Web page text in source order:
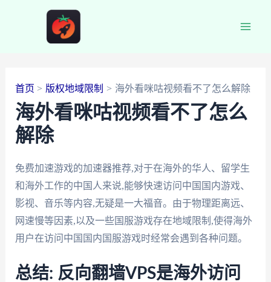
首页 版权地域限制 海外看咪咕视频看不了怎么解除
海外看咪咕视频看不了怎么
解除
免费加速游戏的加速器推荐,对于在海外的华人、留学生
和海外工作的中国人来说,能够快速访问中国国内游戏、
影视、音乐等内容,无疑是一大福音。由于物理距离远、
网速慢等因素,以及一些国服游戏存在地域限制,使得海外
用户在访问中国国内国服游戏时经常会遇到各种问题。
总结: 反向翻墙VPS是海外访问